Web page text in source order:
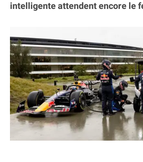
intelligente attendent encore le